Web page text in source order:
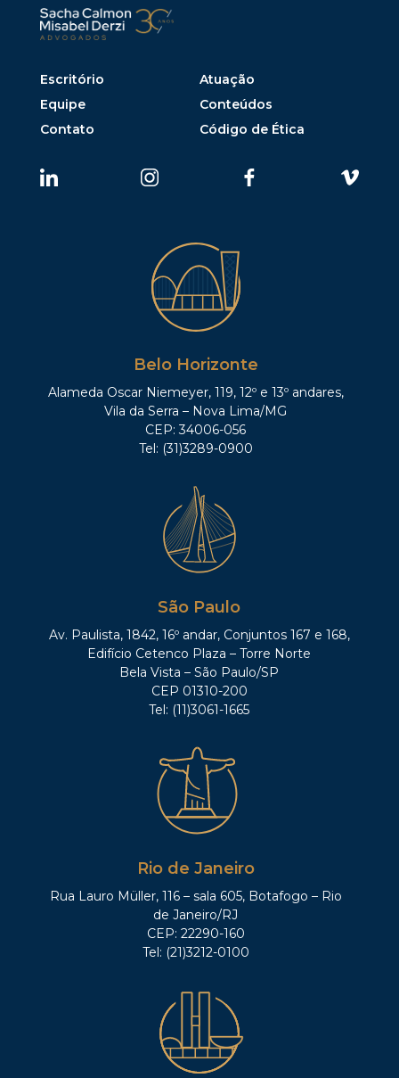
Escritório
Atuação
Equipe
Conteúdos
Contato
Código de Ética
Belo Horizonte
Alameda Oscar Niemeyer, 119, 12º e 13º andares,
Vila da Serra – Nova Lima/MG
CEP: 34006-056
Tel: (31)3289-0900
São Paulo
Av. Paulista, 1842, 16º andar, Conjuntos 167 e 168,
Edifício Cetenco Plaza – Torre Norte
Bela Vista – São Paulo/SP
CEP 01310-200
Tel: (11)3061-1665
Rio de Janeiro
Rua Lauro Müller, 116 – sala 605, Botafogo – Rio
de Janeiro/RJ
CEP: 22290-160
Tel: (21)3212-0100